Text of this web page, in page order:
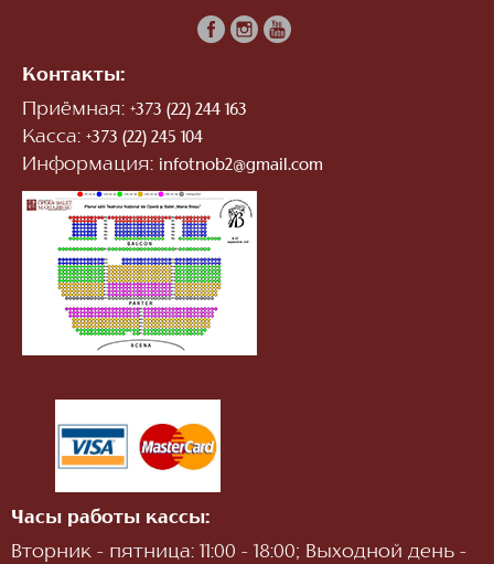
Контакты:
Приёмная: +373 (22) 244 163
Касса: +373 (22) 245 104
Информация: infotnob2@gmail.com
Часы работы кассы:
Вторник - пятница: 11:00 - 18:00; Выходной день -